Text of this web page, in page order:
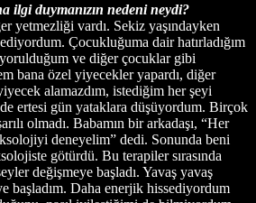
ilgi duymanızın nedeni neydi?
yetmezliği vardı. Sekiz yaşındayken
Çocukluğuma dair hatırladığım
ve diğer çocuklar gibi
bana özel yiyecekler yapardı, diğer
alamazdım, istediğim her şeyi
ertesi gün yataklara düşüyordum. Birçok
olmadı. Babamın bir arkadaşı, “Her
deneyelim” dedi. Sonunda beni
götürdü. Bu terapiler sırasında
değişmeye başladı. Yavaş yavaş
başladım. Daha enerjik hissediyordum